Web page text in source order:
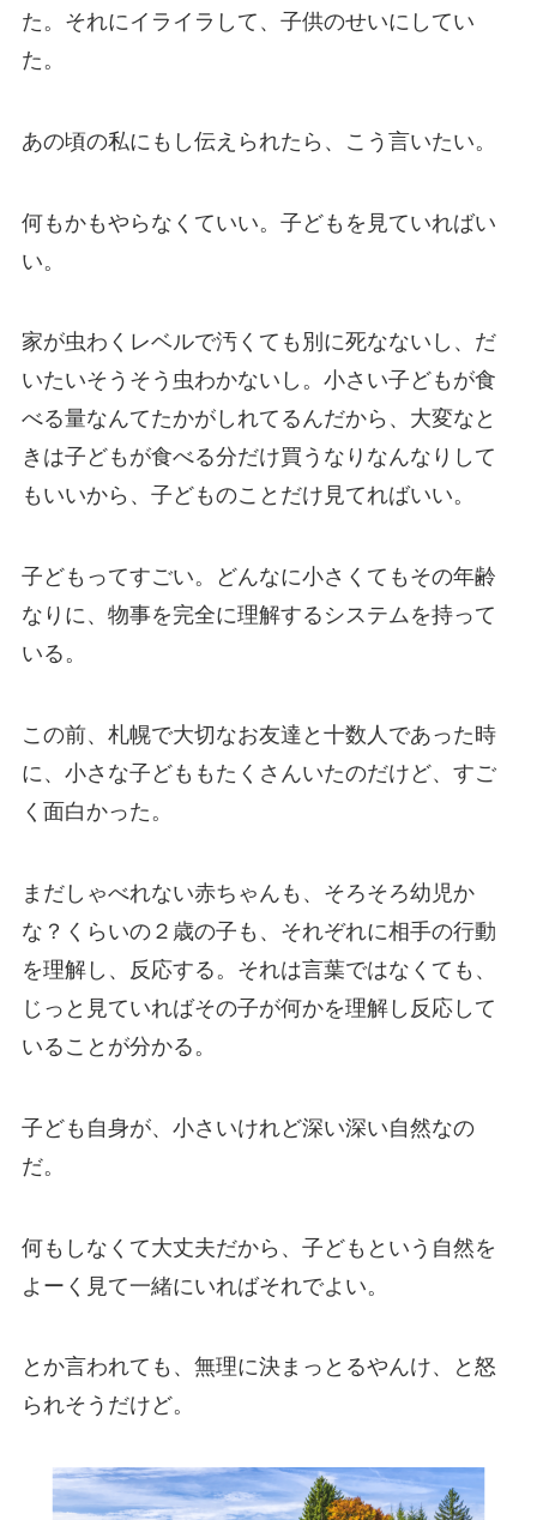
た。それにイライラして、子供のせいにしてい
た。
あの頃の私にもし伝えられたら、こう言いたい。
何もかもやらなくていい。子どもを見ていればい
い。
家が虫わくレベルで汚くても別に死なないし、だ
いたいそうそう虫わかないし。小さい子どもが食
べる量なんてたかがしれてるんだから、大変なと
きは子どもが食べる分だけ買うなりなんなりして
もいいから、子どものことだけ見てればいい。
子どもってすごい。どんなに小さくてもその年齢
なりに、物事を完全に理解するシステムを持って
いる。
この前、札幌で大切なお友達と十数人であった時
に、小さな子どももたくさんいたのだけど、すご
く面白かった。
まだしゃべれない赤ちゃんも、そろそろ幼児か
な？くらいの２歳の子も、それぞれに相手の行動
を理解し、反応する。それは言葉ではなくても、
じっと見ていればその子が何かを理解し反応して
いることが分かる。
子ども自身が、小さいけれど深い深い自然なの
だ。
何もしなくて大丈夫だから、子どもという自然を
よーく見て一緒にいればそれでよい。
とか言われても、無理に決まっとるやんけ、と怒
られそうだけど。